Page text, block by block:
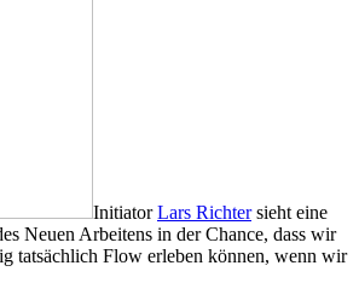
InitiatorLars Richtersieht eine
Neuen Arbeitens in der Chance, dass wir
tatsächlich Flow erleben können, wenn wir